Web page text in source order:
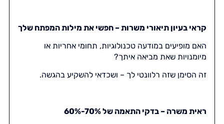
קראי בעיון תיאורי משרות – חפשי את מילות המפתח שלך
האם מופיעים במודעה טכנולוגיות, תחומי אחריות או
מיומנויות שאת מביאה איתך?
זה הסימן שזה רלוונטי לך – ושכדאי להשקיע בהגשה.
ראית משרה – בדקי התאמה של 60%-70%